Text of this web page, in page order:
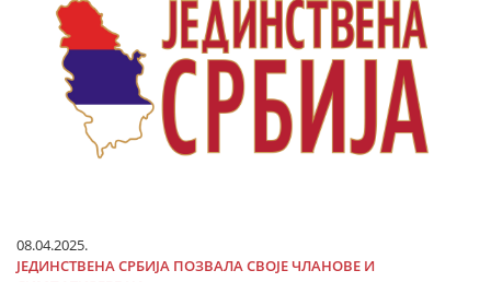
08.04.2025.
ЈЕДИНСТВЕНА СРБИЈА ПОЗВАЛА СВОЈЕ ЧЛАНОВЕ И